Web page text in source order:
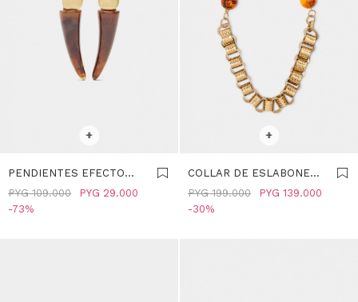
+
PENDIENTES EFECTO
PIEDRA - MARRON
PYG 29.000
PYG 109.000
73
+
COLLAR DE ESLABONES Y
CUENTAS EFECTO
PIEDRA - MARRON
PYG 139.000
PYG 199.000
30